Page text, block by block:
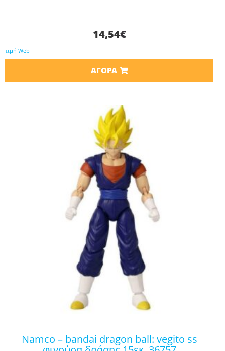
14,54€
τιμή Web
ΑΓΟΡΆ
namco – bandai dragon ball: vegito ss